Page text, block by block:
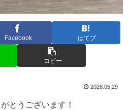
Facebook はてブ
コピー
2026.05.29
とうございます！